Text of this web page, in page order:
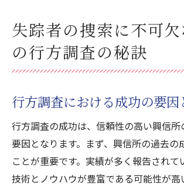
失踪者の捜索に不可
の行方調査の秘訣
行方調査における成功の要因
行方調査の成功は、信頼性の高い興信所
要因となります。まず、興信所の過去の
ことが重要です。実績が多く報告されて
技術とノウハウが豊富である可能性が高